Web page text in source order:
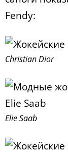
Fendy:
Christian Dior
Elie Saab